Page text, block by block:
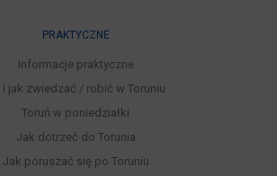
PRAKTYCZNE
Informacje praktyczne
i jak zwiedzać / robić w Toruniu
Toruń w poniedziałki
Jak dotrzeć do Torunia
Jak poruszać się po Toruniu